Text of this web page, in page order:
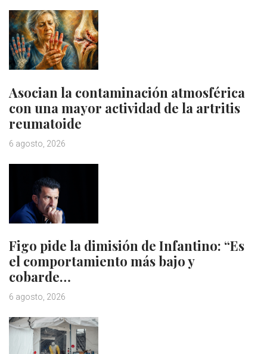
Asocian la contaminación atmosférica
con una mayor actividad de la artritis
reumatoide
6 agosto, 2026
Figo pide la dimisión de Infantino: “Es
el comportamiento más bajo y
cobarde…
6 agosto, 2026